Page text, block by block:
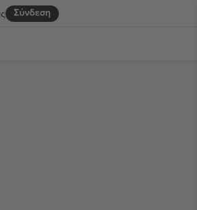
Σύνδεση